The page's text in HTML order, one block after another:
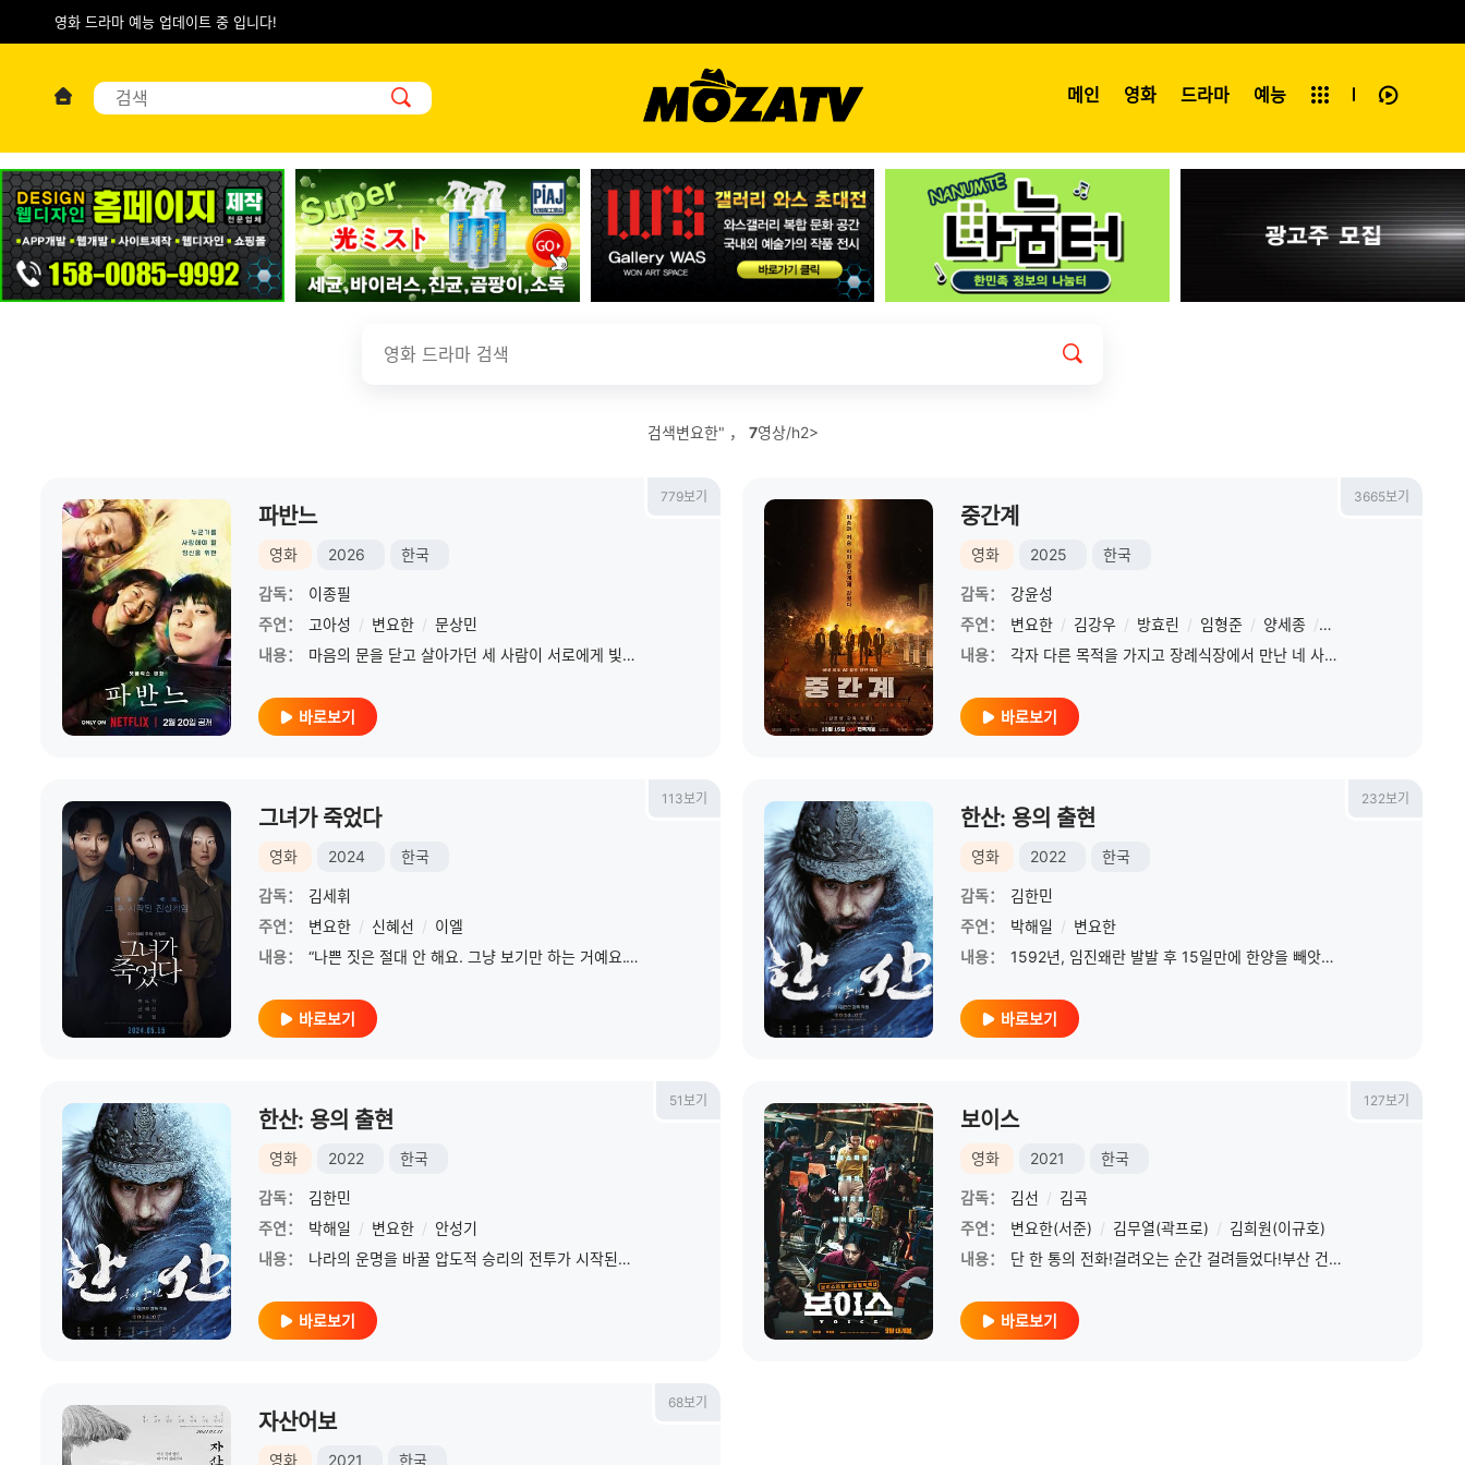
영화 드라마 예능 업데이트 중 입니다!
메인 영화 드라마 예능
전체보기
검색변요한" ， 7영상/h2>
779보기
파반느
영화 2026 한국
감독：
이종필
주연：
고아성 / 변요한 / 문상민
내용：
마음의 문을 닫고 살아가던 세 사람이 서로에게 빛이 되어주며 삶과 사랑을 마주하게 되는 영화
바로보기
3665보기
중간계
영화 2025 한국
감독：
강윤성
주연：
변요한 / 김강우 / 방효린 / 임형준 / 양세종 / 이무생
내용：
각자 다른 목적을 가지고 장례식장에서 만난 네 사람은 납치된 상주를 쫓다 교통사고를 당한다. 중간계. 이승과 저승 사이, 산 것도 죽은 것도 아닌 자들이 떠도는 익숙한 듯 기묘한
바로보기
113보기
그녀가 죽었다
영화 2024 한국
감독：
김세휘
주연：
변요한 / 신혜선 / 이엘
내용：
“나쁜 짓은 절대 안 해요. 그냥 보기만 하는 거예요.” 고객이 맡긴 열쇠로 그 집에 들어가 남의 삶을 훔쳐보는 취미를 지닌 공인중개사 ‘구정태’. 편의점 소시지를 먹으며 비건 샐
바로보기
232보기
한산: 용의 출현‎
영화 2022 한국
감독：
김한민
주연：
박해일 / 변요한
내용：
1592년, 임진왜란 발발 후 15일만에 한양을 빼앗긴 절체절명의 위기에 놓인 조선. 명나라로 향하는 야망을 꿈꾸며 연승에 힘입어 한산도 앞바다까지 당도한 파죽지세의 왜군. 앞선
바로보기
51보기
한산: 용의 출현
영화 2022 한국
감독：
김한민
주연：
박해일 / 변요한 / 안성기
내용：
나라의 운명을 바꿀 압도적 승리의 전투가 시작된다!1592년 4월, 조선은 임진왜란 발발 후 단 15일 만에 왜군에 한양을 빼앗기며 절체절명의 위기에 놓인다. 조선을 단숨
바로보기
127보기
보이스
영화 2021 한국
감독： 김선 / 김곡
주연：
변요한(서준) / 김무열(곽프로) / 김희원(이규호)
내용：
단 한 통의 전화!걸려오는 순간 걸려들었다!부산 건설현장 직원들을 상대로 걸려온 전화 한 통. 보이스피싱 전화로 인해 딸의 병원비부터 아파트 중도금까지, 당일 현
바로보기
68보기
자산어보
영화 2021 한국